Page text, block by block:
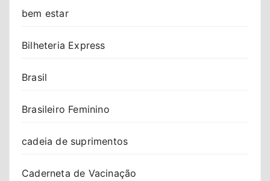
bem estar
Bilheteria Express
Brasil
Brasileiro Feminino
cadeia de suprimentos
Caderneta de Vacinação